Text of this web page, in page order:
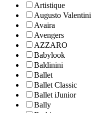
Artistique
Augusto Valentini
Avaira
Avengers
AZZARO
Babylook
Baldinini
Ballet
Ballet Classic
Ballet iJunior
Bally